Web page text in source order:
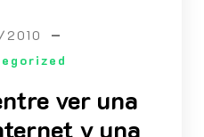
ver una
y una